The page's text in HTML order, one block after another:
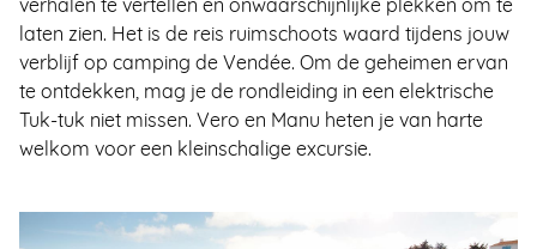
verhalen te vertellen en onwaarschijnlijke plekken om te
laten zien. Het is de reis ruimschoots waard tijdens jouw
verblijf op camping de Vendée. Om de geheimen ervan
te ontdekken, mag je de rondleiding in een elektrische
Tuk-tuk niet missen. Vero en Manu heten je van harte
welkom voor een kleinschalige excursie.